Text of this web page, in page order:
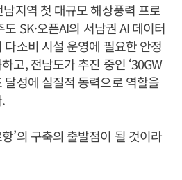
지역 첫 대규모 해상풍력 프로
SK·오픈AI의 서남권 AI 데이터
소비 시설 운영에 필요한 안정
고, 전남도가 추진 중인 ‘30GW
달성에 실질적 동력으로 역할을
’의 구축의 출발점이 될 것이라